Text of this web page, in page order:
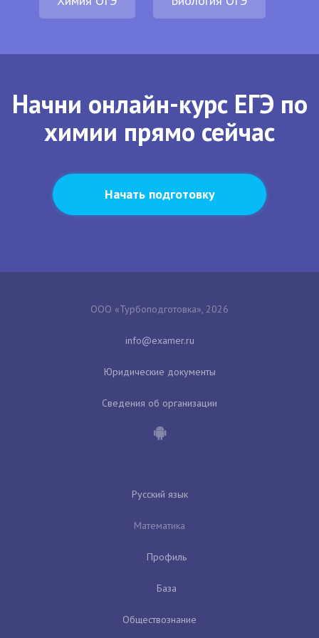
Начни онлайн-курс ЕГЭ по
химии прямо сейчас
Начать подготовку
ООО «Турбоподготовка», 2026
Юридические документы
Сведения об организации
Русский язык
Математика
Профиль
База
Обществознание